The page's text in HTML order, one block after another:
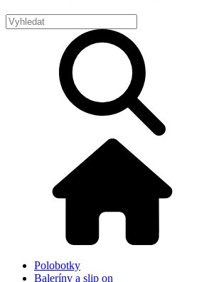
Polobotky
Baleríny a slip on